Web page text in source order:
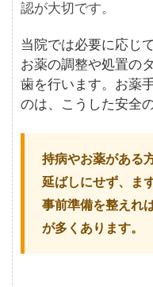
認が大切です。
当院では必要に応じ
お薬の調整や処置の
歯を行います。お薬
のは、こうした安全
持病やお薬がある
延ばしにせず、ま
事前準備を整えれ
が多くあります。